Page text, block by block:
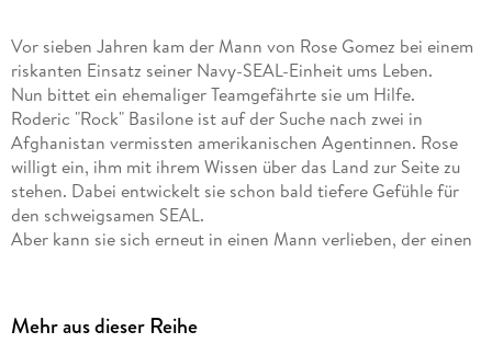
Vor sieben Jahren kam der Mann von Rose Gomez bei einem
riskanten Einsatz seiner Navy-SEAL-Einheit ums Leben.
Nun bittet ein ehemaliger Teamgefährte sie um Hilfe.
Roderic "Rock" Basilone ist auf der Suche nach zwei in
Afghanistan vermissten amerikanischen Agentinnen. Rose
willigt ein, ihm mit ihrem Wissen über das Land zur Seite zu
stehen. Dabei entwickelt sie schon bald tiefere Gefühle für
den schweigsamen SEAL.
Aber kann sie sich erneut in einen Mann verlieben, der einen
Agentinnen führt direkt in die Festung eines berüchtigten
Warlords.
Mehr aus dieser Reihe